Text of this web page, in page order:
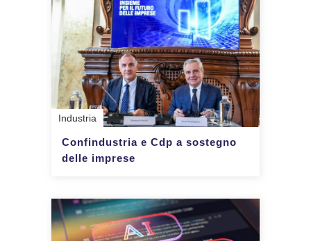
Industria
Confindustria e Cdp a sostegno
delle imprese